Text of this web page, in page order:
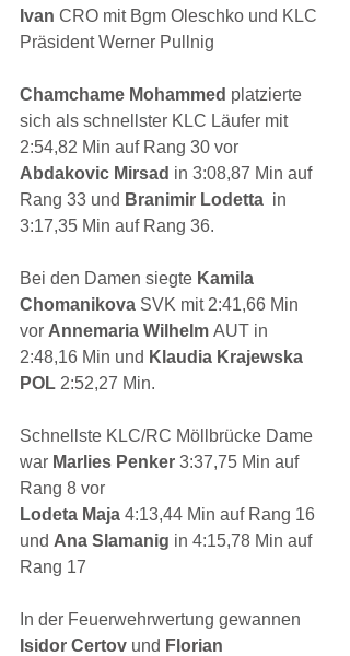
Ivan CRO mit Bgm Oleschko und KLC
Präsident Werner Pullnig
Chamchame Mohammed platzierte
sich als schnellster KLC Läufer mit
2:54,82 Min auf Rang 30 vor
Abdakovic Mirsad in 3:08,87 Min auf
Rang 33 und Branimir Lodetta in
3:17,35 Min auf Rang 36.
Bei den Damen siegte Kamila
Chomanikova SVK mit 2:41,66 Min
vor Annemaria Wilhelm AUT in
2:48,16 Min und Klaudia Krajewska
POL 2:52,27 Min.
Schnellste KLC/RC Möllbrücke Dame
war Marlies Penker 3:37,75 Min auf
Rang 8 vor
Lodeta Maja 4:13,44 Min auf Rang 16
und Ana Slamanig in 4:15,78 Min auf
Rang 17
In der Feuerwehrwertung gewannen
Isidor Certov und Florian